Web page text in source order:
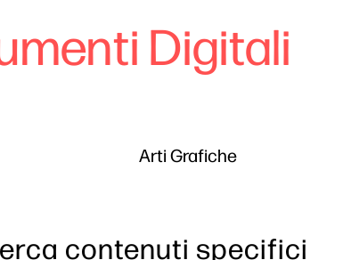
Digitali
Arti Grafiche
contenuti specifici